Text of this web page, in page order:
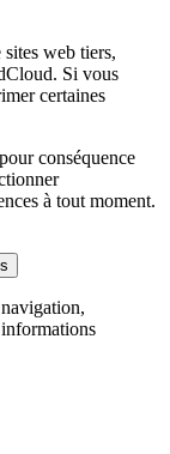
web tiers,
Si vous
certaines
conséquence
à tout moment.